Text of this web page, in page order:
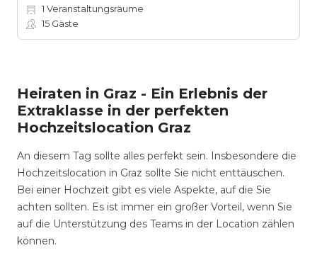
1 Veranstaltungsräume
15 Gäste
Heiraten in Graz - Ein Erlebnis der
Extraklasse in der perfekten
Hochzeitslocation Graz
An diesem Tag sollte alles perfekt sein. Insbesondere die
Hochzeitslocation in Graz sollte Sie nicht enttäuschen.
Bei einer Hochzeit gibt es viele Aspekte, auf die Sie
achten sollten. Es ist immer ein großer Vorteil, wenn Sie
auf die Unterstützung des Teams in der Location zählen
können.